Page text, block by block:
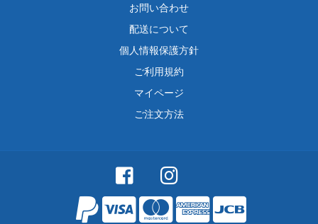
お問い合わせ
配送について
個人情報保護方針
ご利用規約
マイページ
ご注文方法